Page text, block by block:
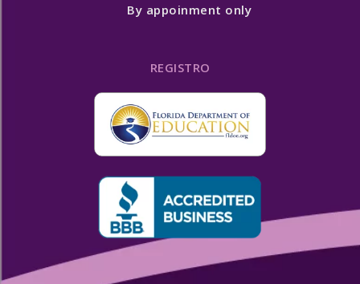
By appoinment only
REGISTRO